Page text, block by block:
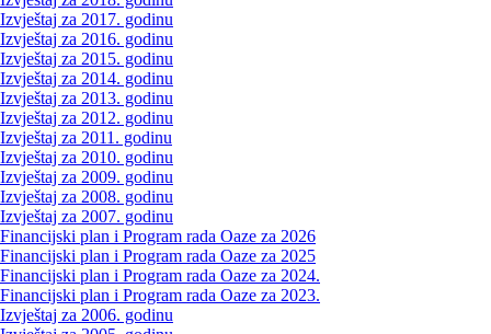
Izvještaj za 2017. godinu
Izvještaj za 2016. godinu
Izvještaj za 2015. godinu
Izvještaj za 2014. godinu
Izvještaj za 2013. godinu
Izvještaj za 2012. godinu
Izvještaj za 2011. godinu
Izvještaj za 2010. godinu
Izvještaj za 2009. godinu
Izvještaj za 2008. godinu
Izvještaj za 2007. godinu
Financijski plan i Program rada Oaze za 2026
Financijski plan i Program rada Oaze za 2025
Financijski plan i Program rada Oaze za 2024.
Financijski plan i Program rada Oaze za 2023.
Izvještaj za 2006. godinu